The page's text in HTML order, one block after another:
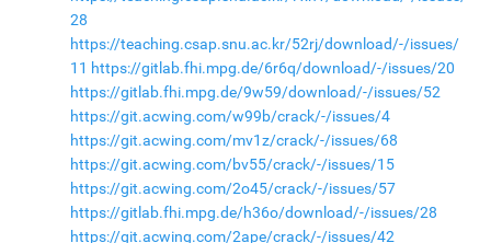
28
https://teaching.csap.snu.ac.kr/52rj/download/-/issues/
11 https://gitlab.fhi.mpg.de/6r6q/download/-/issues/20
https://gitlab.fhi.mpg.de/9w59/download/-/issues/52
https://git.acwing.com/w99b/crack/-/issues/4
https://git.acwing.com/mv1z/crack/-/issues/68
https://git.acwing.com/bv55/crack/-/issues/15
https://git.acwing.com/2o45/crack/-/issues/57
https://gitlab.fhi.mpg.de/h36o/download/-/issues/28
https://git.acwing.com/2ape/crack/-/issues/42